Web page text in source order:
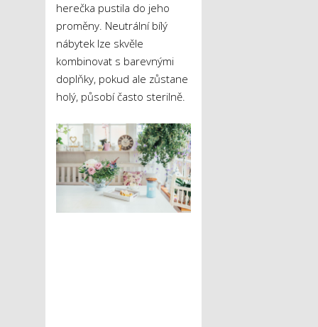
herečka pustila do jeho
proměny. Neutrální bílý
nábytek lze skvěle
kombinovat s barevnými
doplňky, pokud ale zůstane
holý, působí často sterilně.